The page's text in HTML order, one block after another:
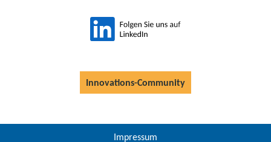
Innovations-Community
Impressum